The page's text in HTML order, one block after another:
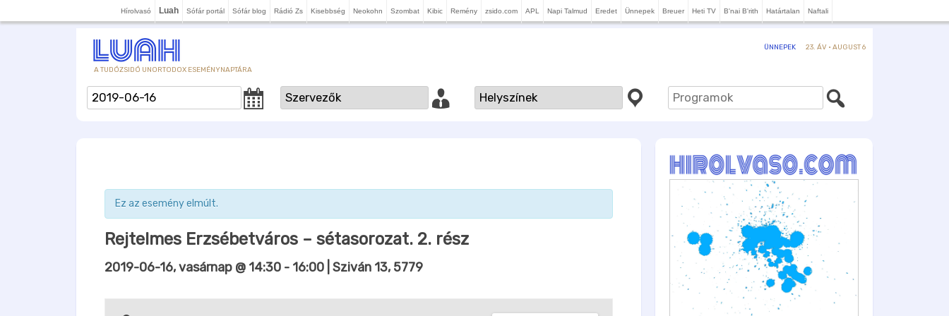
Hírolvasó Luah Sófár portál Sófár blog Rádió Zs Kisebbség Neokohn Szombat Kibic Remény zsido.com APL Napi Talmud Eredet Ünnepek Breuer Heti TV B'nai B'rith Határtalan Naftali
A TUDÓZSIDÓ UNORTODOX ESEMÉNYNAPTÁRA
ÜNNEPEK 23. ÁV · AUGUST 6
Ez az esemény elmúlt.
Rejtelmes Erzsébetváros – sétasorozat. 2. rész
2019-06-16, vasárnap @ 14:30 - 16:00 | Sziván 13, 5779